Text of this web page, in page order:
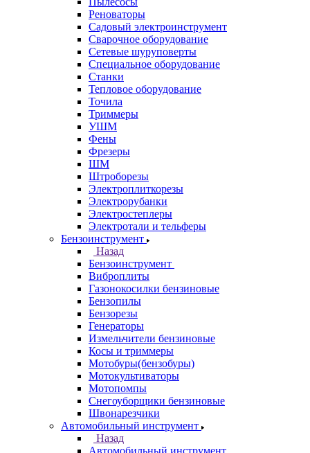
Реноваторы
Садовый электроинструмент
Сварочное оборудование
Сетевые шуруповерты
Специальное оборудование
Станки
Тепловое оборудование
Точила
Триммеры
УШМ
Фены
Фрезеры
ШМ
Штроборезы
Электроплиткорезы
Электрорубанки
Электростеплеры
Электротали и тельферы
Бензоинструмент
Назад
Бензоинструмент
Виброплиты
Газонокосилки бензиновые
Бензопилы
Бензорезы
Генераторы
Измельчители бензиновые
Косы и триммеры
Мотобуры(бензобуры)
Мотокультиваторы
Мотопомпы
Снегоуборщики бензиновые
Швонарезчики
Автомобильный инструмент
Назад
Автомобильный инструмент